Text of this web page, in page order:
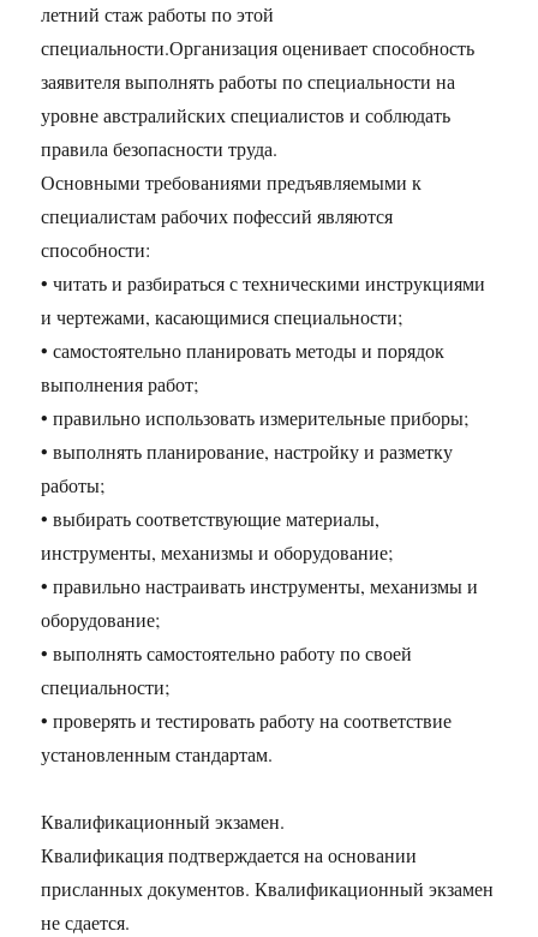
летний стаж работы по этой
специальности.Организация оценивает способность
заявителя выполнять работы по специальности на
уровне австралийских специалистов и соблюдать
правила безопасности труда.
Основными требованиями предъявляемыми к
специалистам рабочих пофессий являются
способности:
• читать и разбираться с техническими инструкциями
и чертежами, касающимися специальности;
• самостоятельно планировать методы и порядок
выполнения работ;
• правильно использовать измерительные приборы;
• выполнять планирование, настройку и разметку
работы;
• выбирать соответствующие материалы,
инструменты, механизмы и оборудование;
• правильно настраивать инструменты, механизмы и
оборудование;
• выполнять самостоятельно работу по своей
специальности;
• проверять и тестировать работу на соответствие
установленным стандартам.
Квалификационный экзамен.
Квалификация подтверждается на основании
присланных документов. Квалификационный экзамен
не сдается.